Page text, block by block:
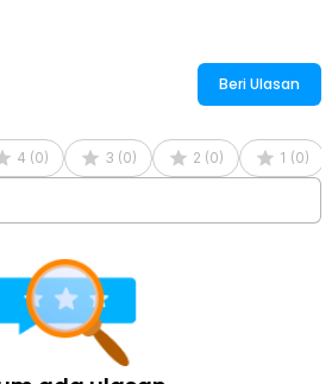
untuk pembelian produk ini:
Softcover Monthly Planner Notebook
Beri Ulasan
4 (0) 3 (0) 2 (0) 1 (0)